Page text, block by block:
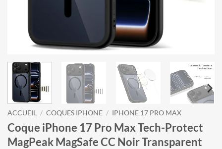
ACCUEIL / COQUES IPHONE / IPHONE 17 PRO MAX
Coque iPhone 17 Pro Max Tech-Protect
MagPeak MagSafe CC Noir Transparent